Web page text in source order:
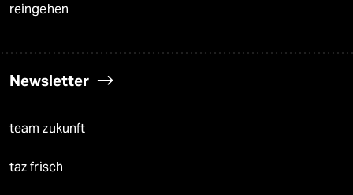
reingehen
Newsletter
team zukunft
taz frisch